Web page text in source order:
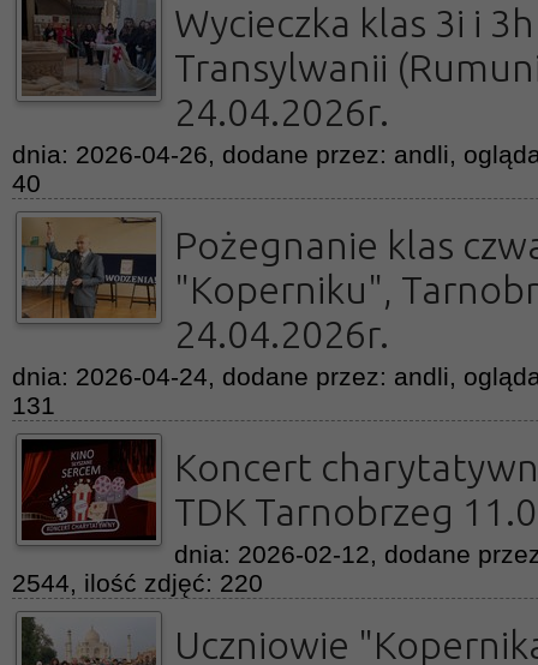
Wycieczka klas 3i i
Transylwanii
24.04.2026r.
dnia: 2026-04-26, dodane przez: andli,
40
Pożegnanie klas
"Koperniku",
24.04.2026r.
dnia: 2026-04-24, dodane przez: andli,
131
Koncert
TDK Tarnobrzeg
dnia: 2026-02-12, dodane
2544, ilość zdjęć: 220
Uczniowie